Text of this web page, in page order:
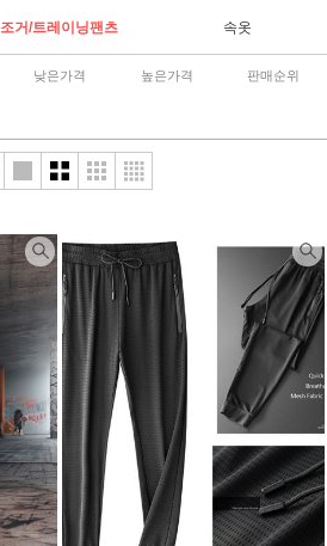
조거/트레이닝팬츠 속옷
낮은가격 높은가격 판매순위